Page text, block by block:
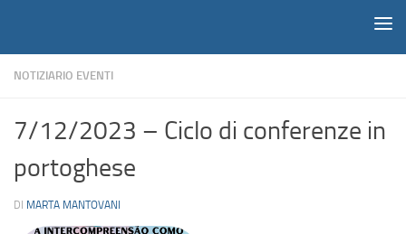
NOTIZIARIO EVENTI
7/12/2023 – Ciclo di conferenze in
portoghese
DI MARTA MANTOVANI